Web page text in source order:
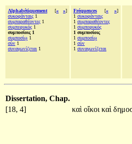
Alphabétiquement [« »]
συκοφάνταις 1
συμπαραθέοντες 1
συμπεφυκός 1
συμποσίοις 1
συμποσίῳ 1
σὺν 1
συναγωνίζεται 1
Fréquences [« »]
1 συκοφάνταις
1 συμπαραθέοντες
1 συμπεφυκός
1 συμποσίοις
1 συμποσίῳ
1 σὺν
1 συναγωνίζεται
Dissertation, Chap.
[18, 4]
καὶ οἴκοι καὶ